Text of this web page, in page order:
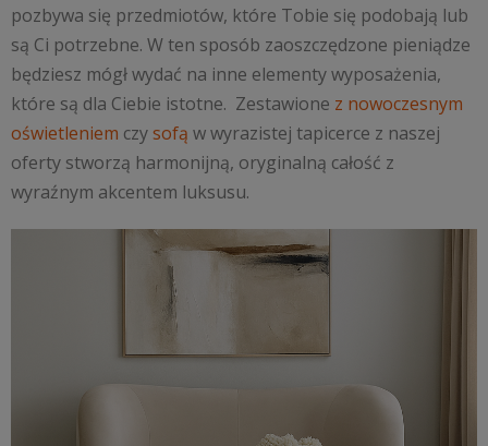
pozbywa się przedmiotów, które Tobie się podobają lub
są Ci potrzebne. W ten sposób zaoszczędzone pieniądze
będziesz mógł wydać na inne elementy wyposażenia,
które są dla Ciebie istotne. Zestawione z nowoczesnym
oświetleniem czysofą w wyrazistej tapicerce z naszej
oferty stworzą harmonijną, oryginalną całość z
wyraźnym akcentem luksusu.